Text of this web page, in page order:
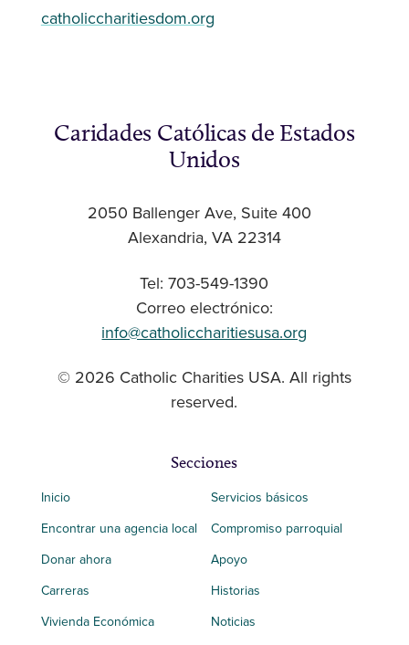
catholiccharitiesdom.org
Caridades Católicas de Estados
Unidos
2050 Ballenger Ave, Suite 400
Alexandria, VA 22314
Tel: 703-549-1390
Correo electrónico:
info@catholiccharitiesusa.org
© 2026 Catholic Charities USA. All rights
reserved.
Secciones
Inicio
Encontrar una agencia local
Donar ahora
Carreras
Vivienda Económica
Servicios básicos
Compromiso parroquial
Apoyo
Historias
Noticias